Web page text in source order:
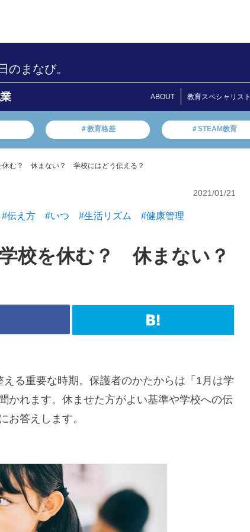
のまなび。
ABOUT 教育スペシャリスト
＃教育格差 ＃STEAM教育
休む？ 休まない？ 学校にはどう伝える？
2021/01/21
#伝え方 #いつ #生活リズム
#健康管理
学校を休む？ 休まない？
る重要な時期。保護者のかたからは「1月は学
れます。休ませた方がよい基準や学校への伝
お答えします。